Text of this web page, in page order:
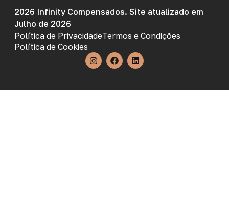
2026 Infinity Compensados. Site atualizado em
Julho de 2026
Política de PrivacidadeTermos e Condições
Política de Cookies